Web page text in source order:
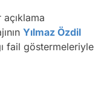
açıklama
Yılmaz Özdil
fail göstermeleriyle